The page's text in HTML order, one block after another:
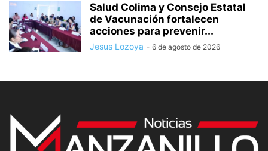
Salud Colima y Consejo Estatal
de Vacunación fortalecen
acciones para prevenir...
Jesus Lozoya - 6 de agosto de 2026